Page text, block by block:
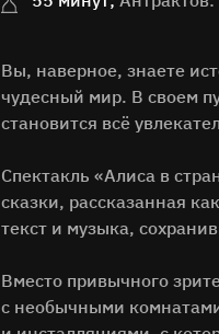
Вы, наверное, знаете
чудесный мир. В своем
становится всё
Спектакль «Алиса в
сказки, рассказанная
текст и музыка,
Вместо привычного
с необычными